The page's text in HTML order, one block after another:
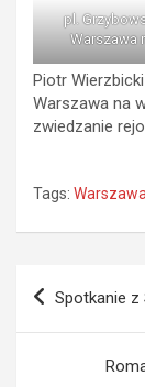
pl.
Warszawa
Piotr
Warszawa na
zwiedzanie
Tags:
Nawigacja
wpisu
Spotkanie z